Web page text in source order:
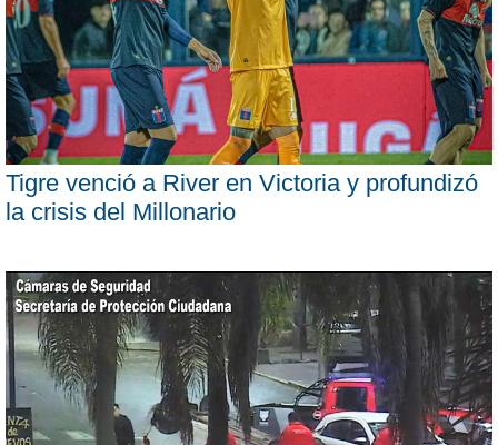
Tigre venció a River en Victoria y profundizó
la crisis del Millonario